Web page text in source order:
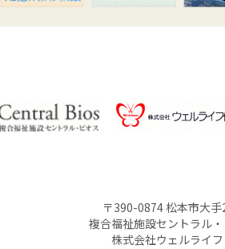
〒390-0874 松本市大
複合福祉施設セントラル
株式会社ウェルライフ